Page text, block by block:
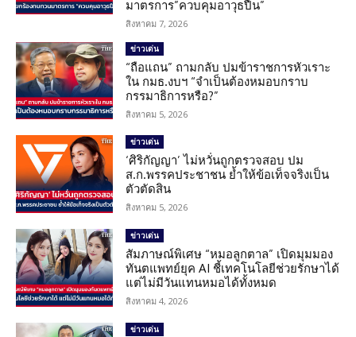
มาตรการ”ควบคุมอาวุธปืน”
สิงหาคม 7, 2026
ข่าวเด่น
“ถือแถน” ถามกลับ ปมข้าราชการหัวเราะ
ใน กมธ.งบฯ “จำเป็นต้องหมอบกราบ
กรรมาธิการหรือ?”
สิงหาคม 5, 2026
ข่าวเด่น
‘ศิริกัญญา’ ไม่หวั่นถูกตรวจสอบ ปม
ส.ก.พรรคประชาชน ย้ำให้ข้อเท็จจริงเป็น
ตัวตัดสิน
สิงหาคม 5, 2026
ข่าวเด่น
สัมภาษณ์พิเศษ “หมอลูกตาล” เปิดมุมมอง
ทันตแพทย์ยุค AI ชี้เทคโนโลยีช่วยรักษาได้
แต่ไม่มีวันแทนหมอได้ทั้งหมด
สิงหาคม 4, 2026
ข่าวเด่น